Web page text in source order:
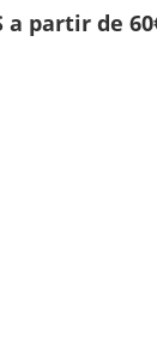
a partir de